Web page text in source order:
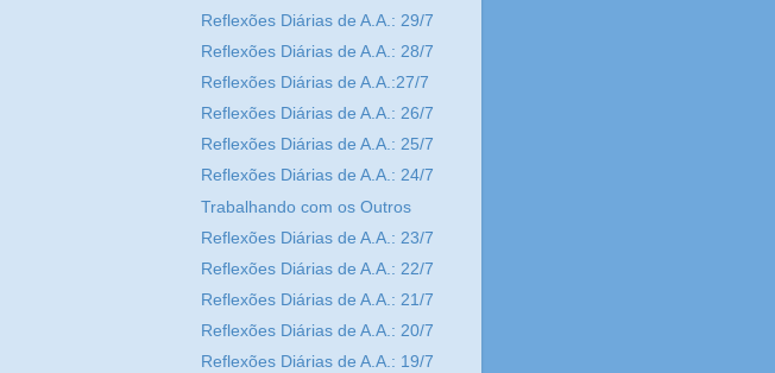
Reflexões Diárias de A.A.: 29/7
Reflexões Diárias de A.A.: 28/7
Reflexões Diárias de A.A.:27/7
Reflexões Diárias de A.A.: 26/7
Reflexões Diárias de A.A.: 25/7
Reflexões Diárias de A.A.: 24/7
Trabalhando com os Outros
Reflexões Diárias de A.A.: 23/7
Reflexões Diárias de A.A.: 22/7
Reflexões Diárias de A.A.: 21/7
Reflexões Diárias de A.A.: 20/7
Reflexões Diárias de A.A.: 19/7